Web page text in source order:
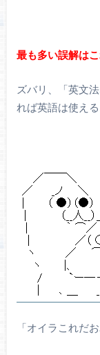
最も多い誤解はこ
ズバリ、「英文
れば英語は使え
「オイラこれだ